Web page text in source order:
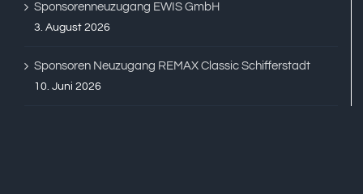
Sponsorenneuzugang EWIS GmbH
3. August 2026
Sponsoren Neuzugang REMAX Classic Schifferstadt
10. Juni 2026